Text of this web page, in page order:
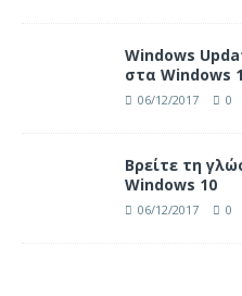
Windows
στα Windows
06/12/2017 0
Βρείτε τη
Windows 10
06/12/2017 0